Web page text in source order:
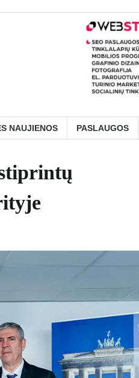
NAUJIENOS PASLAUGOS